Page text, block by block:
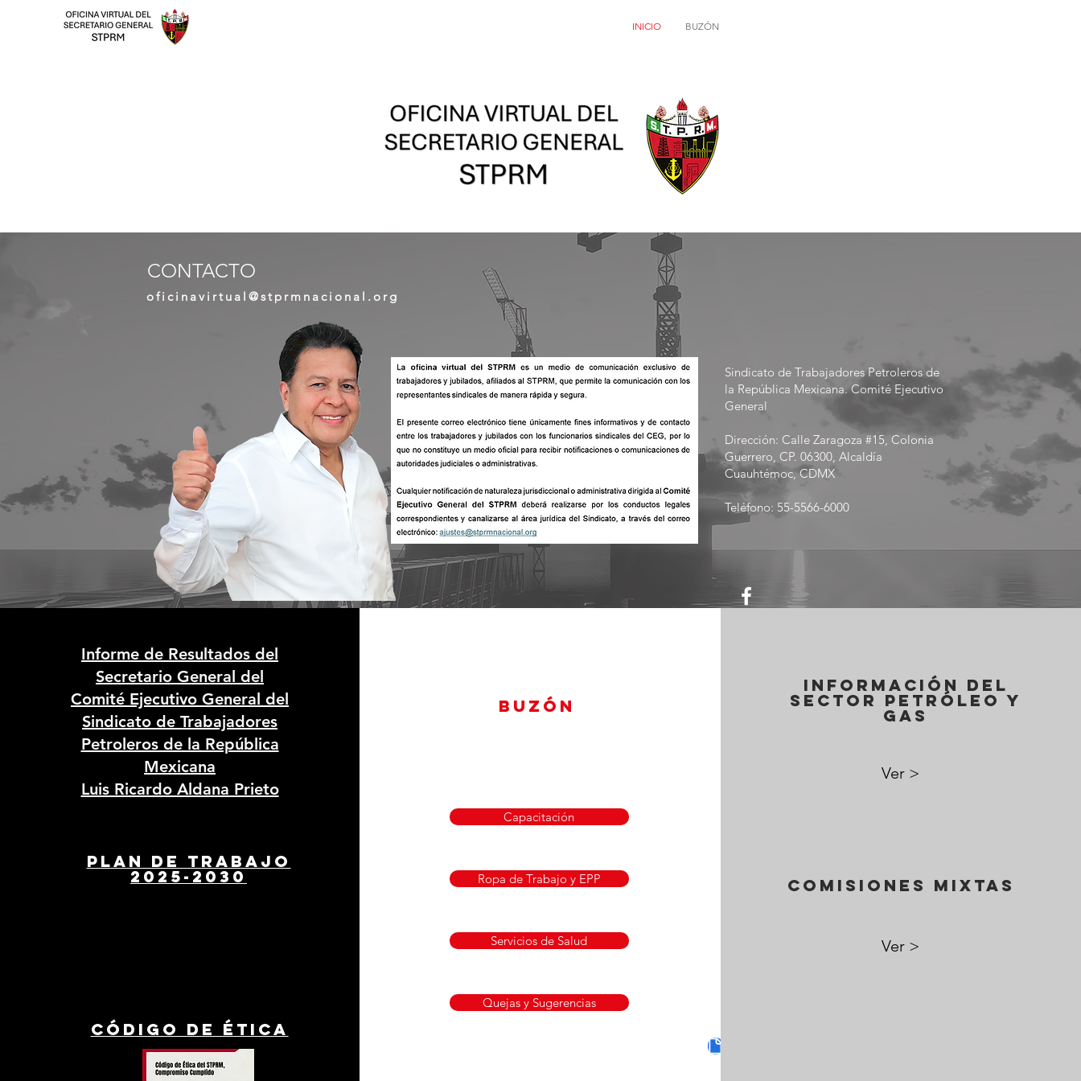
INICIO BUZÓN
Sindicato de Trabajadores Petroleros de
la República Mexicana. Comité Ejecutivo
General
Dirección: Calle Zaragoza #15, Colonia
Guerrero, CP. 06300, Alcaldía
Cuauhtémoc, CDMX
Teléfono: 55-5566-6000
CONTACTO
oficinavirtual@stprmnacional.org
Informe de Resultados del
Secretario General del
Comité Ejecutivo General del
Sindicato de Trabajadores
Petroleros de la República
Mexicana
Luis Ricardo Aldana Prieto
Plan de trabajo
2025-2030
CÓDIGO DE ÉTICA
BUZÓN
Capacitación
Ropa de Trabajo y EPP
Servicios de Salud
Quejas y Sugerencias
Información del
Sector Petróleo y
Gas
Ver >
Comisiones mixtas
Ver >